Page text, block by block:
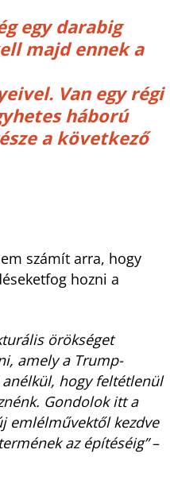
egy darabig
majd ennek a
Van egy régi
háború
a következő
számít arra, hogy
hozni a
örökséget
amely a Trump-
hogy feltétlenül
Gondolok itt a
emlélművektől kezdve
az építéséig”–